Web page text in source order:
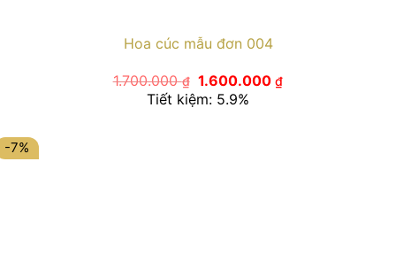
Hoa cúc mẫu đơn 004
1.700.000₫ Giá
gốc
là:
1.600.000₫Giá
Tiết kiệm: 5.9%
-7%